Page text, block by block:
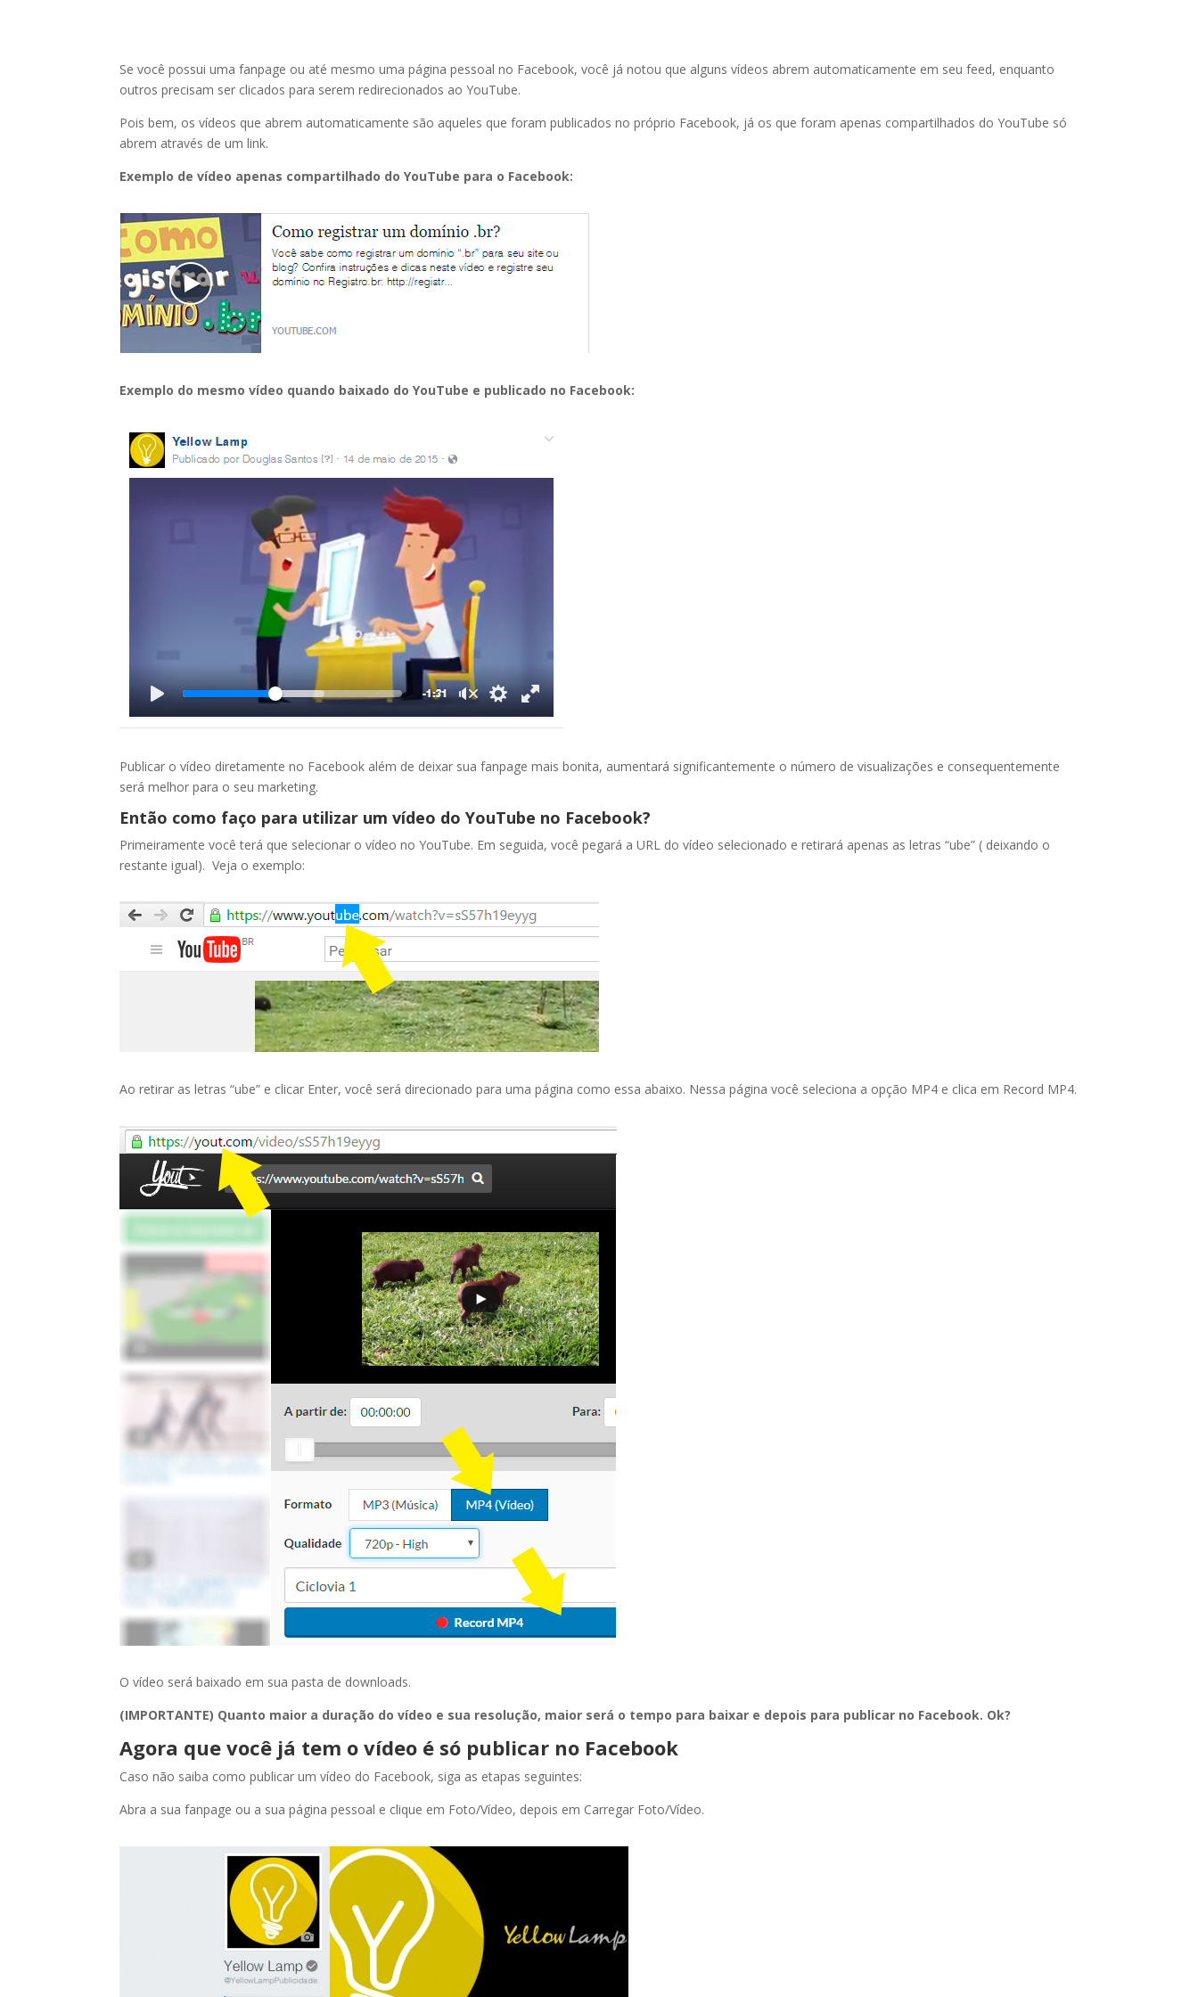
Se você possui uma fanpage ou até mesmo uma página pessoal no Facebook, você já notou que alguns vídeos abrem automaticamente em seu feed, enquanto
outros precisam ser clicados para serem redirecionados ao YouTube.
Pois bem, os vídeos que abrem automaticamente são aqueles que foram publicados no próprio Facebook, já os que foram apenas compartilhados do YouTube só
abrem através de um link.
Exemplo de vídeo apenas compartilhado do YouTube para o Facebook:
Exemplo do mesmo vídeo quando baixado do YouTube e publicado no Facebook:
Publicar o vídeo diretamente no Facebook além de deixar sua fanpage mais bonita, aumentará significantemente o número de visualizações e consequentemente
será melhor para o seu marketing.
Então como faço para utilizar um vídeo do YouTube no Facebook?
Primeiramente você terá que selecionar o vídeo no YouTube. Em seguida, você pegará a URL do vídeo selecionado e retirará apenas as letras “ube” ( deixando o
restante igual). Veja o exemplo:
Ao retirar as letras “ube” e clicar Enter, você será direcionado para uma página como essa abaixo. Nessa página você seleciona a opção MP4 e clica em Record MP4.
O vídeo será baixado em sua pasta de downloads.
(IMPORTANTE) Quanto maior a duração do vídeo e sua resolução, maior será o tempo para baixar e depois para publicar no Facebook. Ok?
Agora que você já tem o vídeo é só publicar no Facebook
Caso não saiba como publicar um vídeo do Facebook, siga as etapas seguintes:
Abra a sua fanpage ou a sua página pessoal e clique em Foto/Vídeo, depois em Carregar Foto/Vídeo.